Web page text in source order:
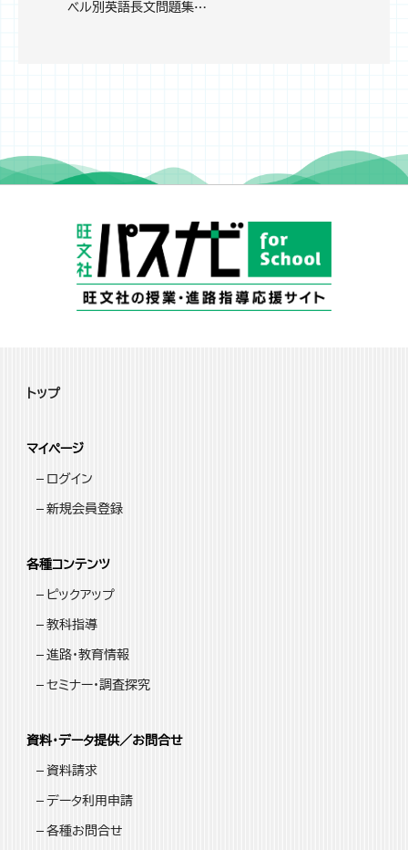
ベル別英語長文問題集…
トップ
マイページ
ログイン
新規会員登録
各種コンテンツ
ピックアップ
教科指導
進路・教育情報
セミナー・調査探究
資料・データ提供／お問合せ
資料請求
データ利用申請
各種お問合せ